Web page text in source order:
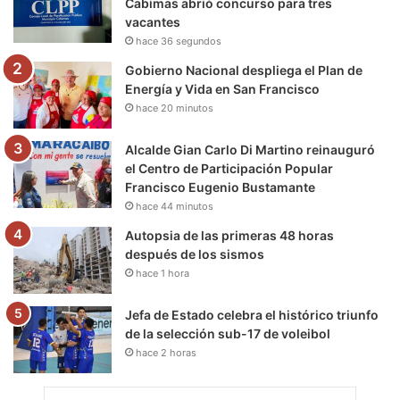
k
m
vacantes
hace 36 segundos
Gobierno Nacional despliega el Plan de
Energía y Vida en San Francisco
hace 20 minutos
Alcalde Gian Carlo Di Martino reinauguró
el Centro de Participación Popular
Francisco Eugenio Bustamante
hace 44 minutos
Autopsia de las primeras 48 horas
después de los sismos
hace 1 hora
Jefa de Estado celebra el histórico triunfo
de la selección sub-17 de voleibol
hace 2 horas